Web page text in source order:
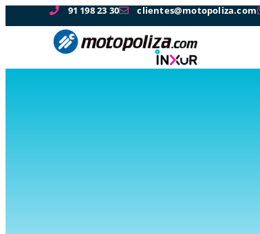
91 198 23 30 clientes@motopoliza.com